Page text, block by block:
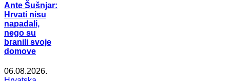
Ante Šušnjar:
Hrvati nisu
napadali,
nego su
branili svoje
domove
06.08.2026.